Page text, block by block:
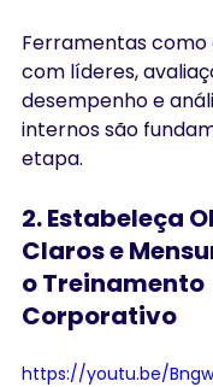
Ferramentas
com líderes,
desempenho e
internos são
etapa.
2. Estabeleça
Claros e
o Treinamento
Corporativo
https://youtu.be/